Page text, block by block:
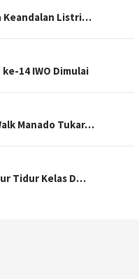
Keandalan Listri…
14 IWO Dimulai
Manado Tukar…
Tidur Kelas D…